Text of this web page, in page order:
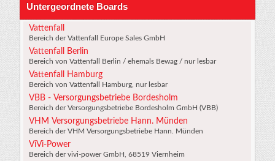
Untergeordnete Boards
Vattenfall
Bereich der Vattenfall Europe Sales GmbH
Vattenfall Berlin
Bereich von Vattenfall Berlin / ehemals Bewag / nur lesbar
Vattenfall Hamburg
Bereich von Vattenfall Hamburg, nur lesbar
VBB - Versorgungsbetriebe Bordesholm
Bereich der Versorgungsbetriebe Bordesholm GmbH (VBB)
VHM Versorgungsbetriebe Hann. Münden
Bereich der VHM Versorgungsbetriebe Hann. Münden
ViVi-Power
Bereich der vivi-power GmbH, 68519 Viernheim